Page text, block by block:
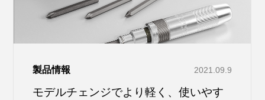
製品情報 2021.09.9
モデルチェンジでより軽く、使いやす